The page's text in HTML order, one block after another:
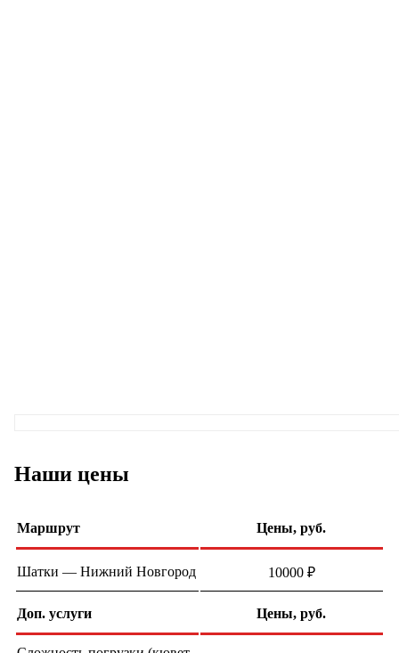
Наши цены
Маршрут Цены, руб.
Шатки — Нижний Новгород 10000 ₽
Доп. услуги Цены, руб.